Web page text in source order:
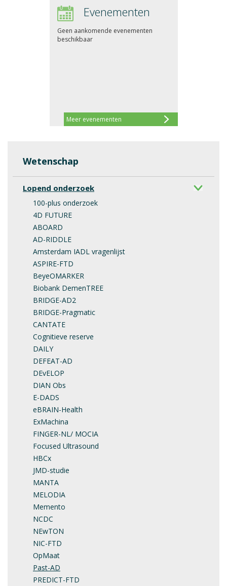
Wetenschap
Lopend onderzoek
100-plus onderzoek
4D FUTURE
ABOARD
AD-RIDDLE
Amsterdam IADL vragenlijst
ASPIRE-FTD
BeyeOMARKER
Biobank DemenTREE
BRIDGE-AD2
BRIDGE-Pragmatic
CANTATE
Cognitieve reserve
DAILY
DEFEAT-AD
DEvELOP
DIAN Obs
E-DADS
eBRAIN-Health
ExMachina
FINGER-NL/ MOCIA
Focused Ultrasound
HBCx
JMD-studie
MANTA
MELODIA
Memento
NCDC
NEwTON
NIC-FTD
OpMaat
Past-AD
PREDICT-FTD
Evenementen
Meer evenementen
Geen aankomende evenementen
beschikbaar